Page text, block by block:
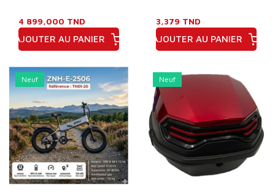
4 899,000 TND
AJOUTER AU PANIER
3,379 TND
AJOUTER AU PANIER
Neuf Neuf